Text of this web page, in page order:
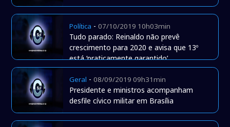
Política -07/10/2019 10h03min
Tudo parado: Reinaldo não prevê
crescimento para 2020 e avisa que 13º
está ‘praticamente garantido’
Geral -08/09/2019 09h31min
Presidente e ministros acompanham
desfile cívico militar em Brasília